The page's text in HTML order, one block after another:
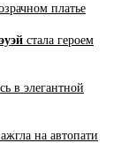
платье
стала героем
в элегантной
на автопати